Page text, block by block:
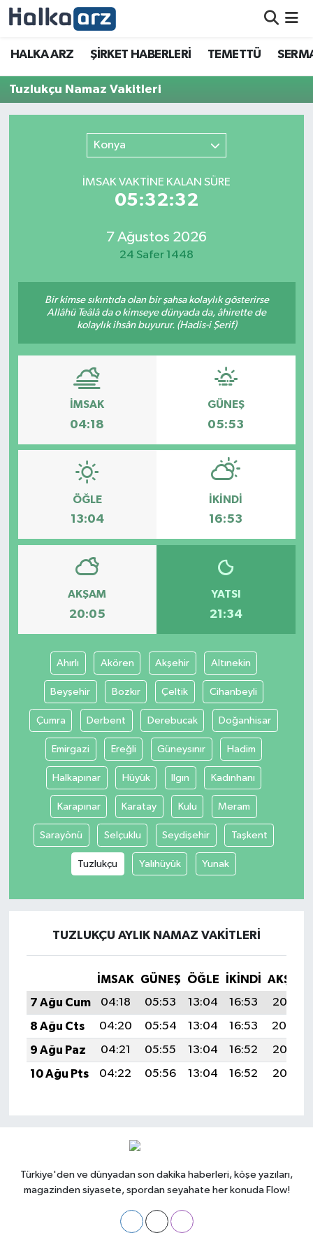
HALKA ARZ ŞİRKET HABERLERİ TEMETTÜ
Tuzlukçu Namaz Vakitleri
Konya
İMSAK VAKTİNE KALAN SÜRE
05:32:32
7 Ağustos 2026
24 Safer 1448
Bir kimse sıkıntıda olan bir şahsa kolaylık gösterirse
Allâhü Teâlâ da o kimseye dünyada da, âhirette de
kolaylık ihsân buyurur. (Hadis-i Şerif)
İMSAK
04:18
GÜNEŞ
05:53
ÖĞLE
13:04
İKINDI
16:53
AKŞAM
20:05
YATSI
21:34
Ahırlı Akören Akşehir Altınekin
Beyşehir Bozkır Çeltik Cihanbeyli
Çumra Derbent Derebucak Doğanhisar
Emirgazi Ereğli Güneysınır Hadim
Halkapınar Hüyük Ilgın Kadınhanı
Karapınar Karatay Kulu Meram
Sarayönü Selçuklu Seydişehir Taşkent
Tuzlukçu Yalıhüyük Yunak
TUZLUKÇU AYLIK NAMAZ VAKITLERI
İMSAK GÜNEŞ ÖĞLE İKINDI
AKŞAM
7 Ağu Cum
04:18 05:53 13:04 16:53
20:05
8 Ağu Cts
04:20 05:54 13:04 16:53
20:04
9 Ağu Paz
04:21 05:55 13:04 16:52
20:03
10 Ağu Pts
04:22 05:56 13:04 16:52 20:02
Türkiye'den ve dünyadan son dakika haberleri, köşe yazıları,
magazinden siyasete, spordan seyahate her konuda Flow!
HALKA ARZ
SERMAYE ARTIRIMI
TEMETTÜ